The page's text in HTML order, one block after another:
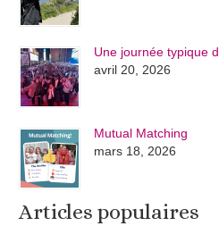
Une journée typique
avril 20, 2026
Mutual Matching
mars 18, 2026
Articles populaires